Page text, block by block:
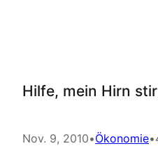
Hilfe, mein Hirn
Nov. 9, 2010•Ökonomie•